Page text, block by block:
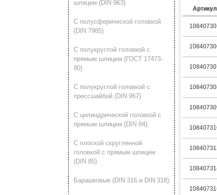
шлицем (DIN 963)
С полусферической головкой
(DIN 7985)
С полукруглой головкой с
прямым шлицем (ГОСТ 17473-
80)
С полукруглой головкой с
прессшайбой (DIN 967)
С цилиндрической головкой с
прямым шлицем (DIN 84)
С плоской скругленной
головкой с прямым шлицем
(DIN 85)
Барашковые (DIN 316 и DIN 318)
Артикул